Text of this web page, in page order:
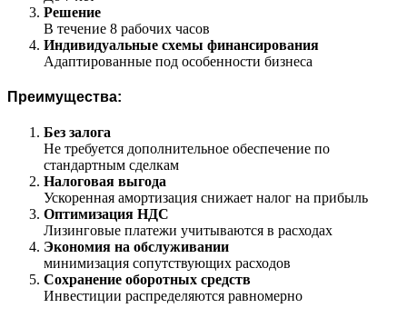
Решение
В течение 8 рабочих часов
Индивидуальные схемы финансирования
Адаптированные под особенности бизнеса
Преимущества:
Без залога
Не требуется дополнительное обеспечение по
стандартным сделкам
Налоговая выгода
Ускоренная амортизация снижает налог на прибыль
Оптимизация НДС
Лизинговые платежи учитываются в расходах
Экономия на обслуживании
минимизация сопутствующих расходов
Сохранение оборотных средств
Инвестиции распределяются равномерно